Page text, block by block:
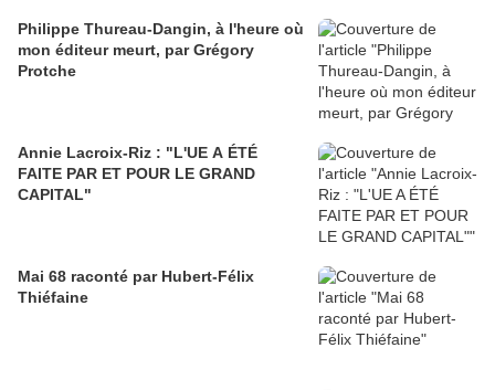
Philippe Thureau-Dangin, à l'heure où
mon éditeur meurt, par Grégory
Protche
Annie Lacroix-Riz : "L'UE A ÉTÉ
FAITE PAR ET POUR LE GRAND
CAPITAL"
Mai 68 raconté par Hubert-Félix
Thiéfaine